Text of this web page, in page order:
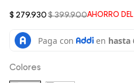
AHORRO DEL
$ 399.900
$ 279.930
Colores